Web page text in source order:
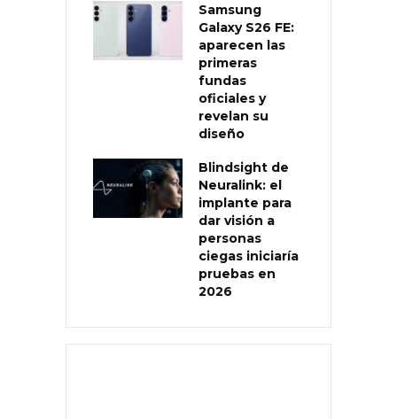
Samsung
Galaxy S26 FE:
aparecen las
primeras
fundas
oficiales y
revelan su
diseño
Blindsight de
Neuralink: el
implante para
dar visión a
personas
ciegas iniciaría
pruebas en
2026